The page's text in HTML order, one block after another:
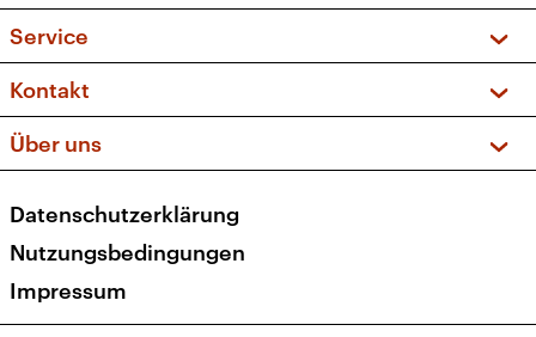
Sendungen und Podcasts
Musikliste
Kakadu – Das Kinderprogramm
Frequenzen (UKW + DAB+)
Service
FAQ
Apps
Newsletter
Veranstaltungen
Kontakt
Social Media
Über uns
Presse
Karriere
Transparenz
Datenschutzerklärung
Nutzungsbedingungen
Impressum